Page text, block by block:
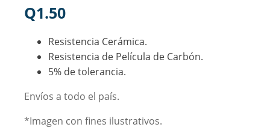
Q1.50
Resistencia Cerámica.
Resistencia de Película de Carbón.
5% de tolerancia.
Envíos a todo el país.
*Imagen con fines ilustrativos.